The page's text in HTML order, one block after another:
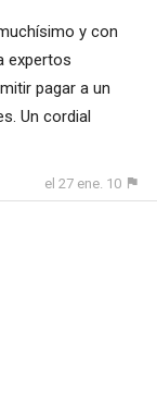
y con
expertos
pagar a un
Un cordial
el 27 ene. 10